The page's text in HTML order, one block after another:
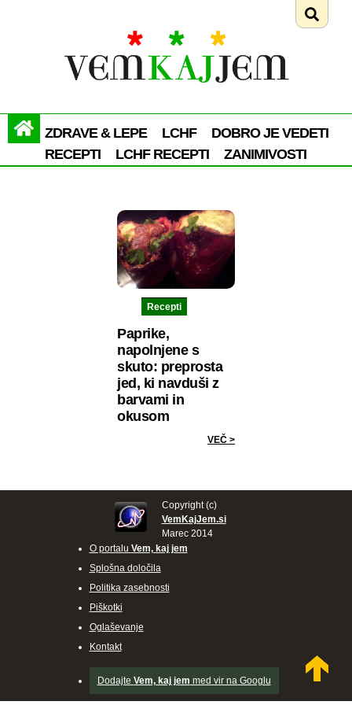
ZDRAVE & LEPE LCHF
DOBRO JE VEDETI
RECEPTI
LCHF RECEPTI ZANIMIVOSTI
Recepti
Paprike,
napolnjene s
skuto: preprosta
jed, ki navduši z
barvami in
okusom
VEČ >
Copyright (c)
VemKajJem.si
Marec 2014
O portalu Vem, kaj jem
Splošna določila
Politika zasebnosti
Piškotki
Oglaševanje
Kontakt
Dodajte Vem, kaj jem med vir na Googlu